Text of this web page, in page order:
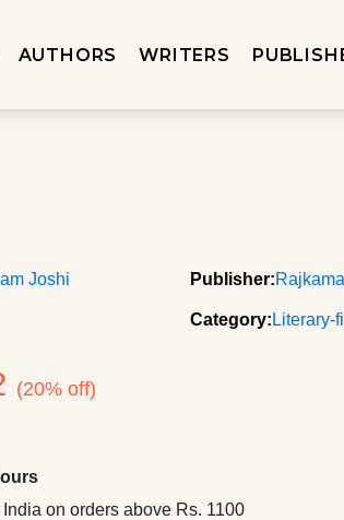
AUTHORS WRITERS
Joshi Publisher:
Category: Literary-
(20% off)
India on orders above Rs. 1100